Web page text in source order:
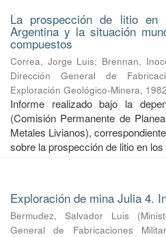
La prospección de litio
Argentina y la situación
compuestos
Correa, Jorge Luis; Brennan,
Dirección General de
Exploración Geológico-Minera, 1982
Informe realizado bajo la
(Comisión Permanente de
Metales Livianos),
sobre la prospección de litio en
Exploración de mina Julia 4.
Bermudez, Salvador Luis (
General de Fabricaciones